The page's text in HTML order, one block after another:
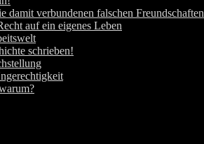
damit verbundenen falschen Freundschaften
auf ein eigenes Leben
schrieben!